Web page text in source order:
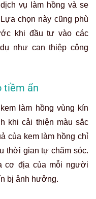
vụ làm hồng và se
chọn này cũng phù
khi đầu tư vào các
như can thiệp công
tiềm ẩn
làm hồng vùng kín
khi cải thiện màu sắc
của kem làm hồng chỉ
thời gian tự chăm sóc.
cơ địa của mỗi người
bị ảnh hưởng.